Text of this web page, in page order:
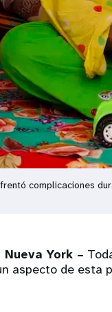
complicaciones
Nueva York –
aspecto de esta